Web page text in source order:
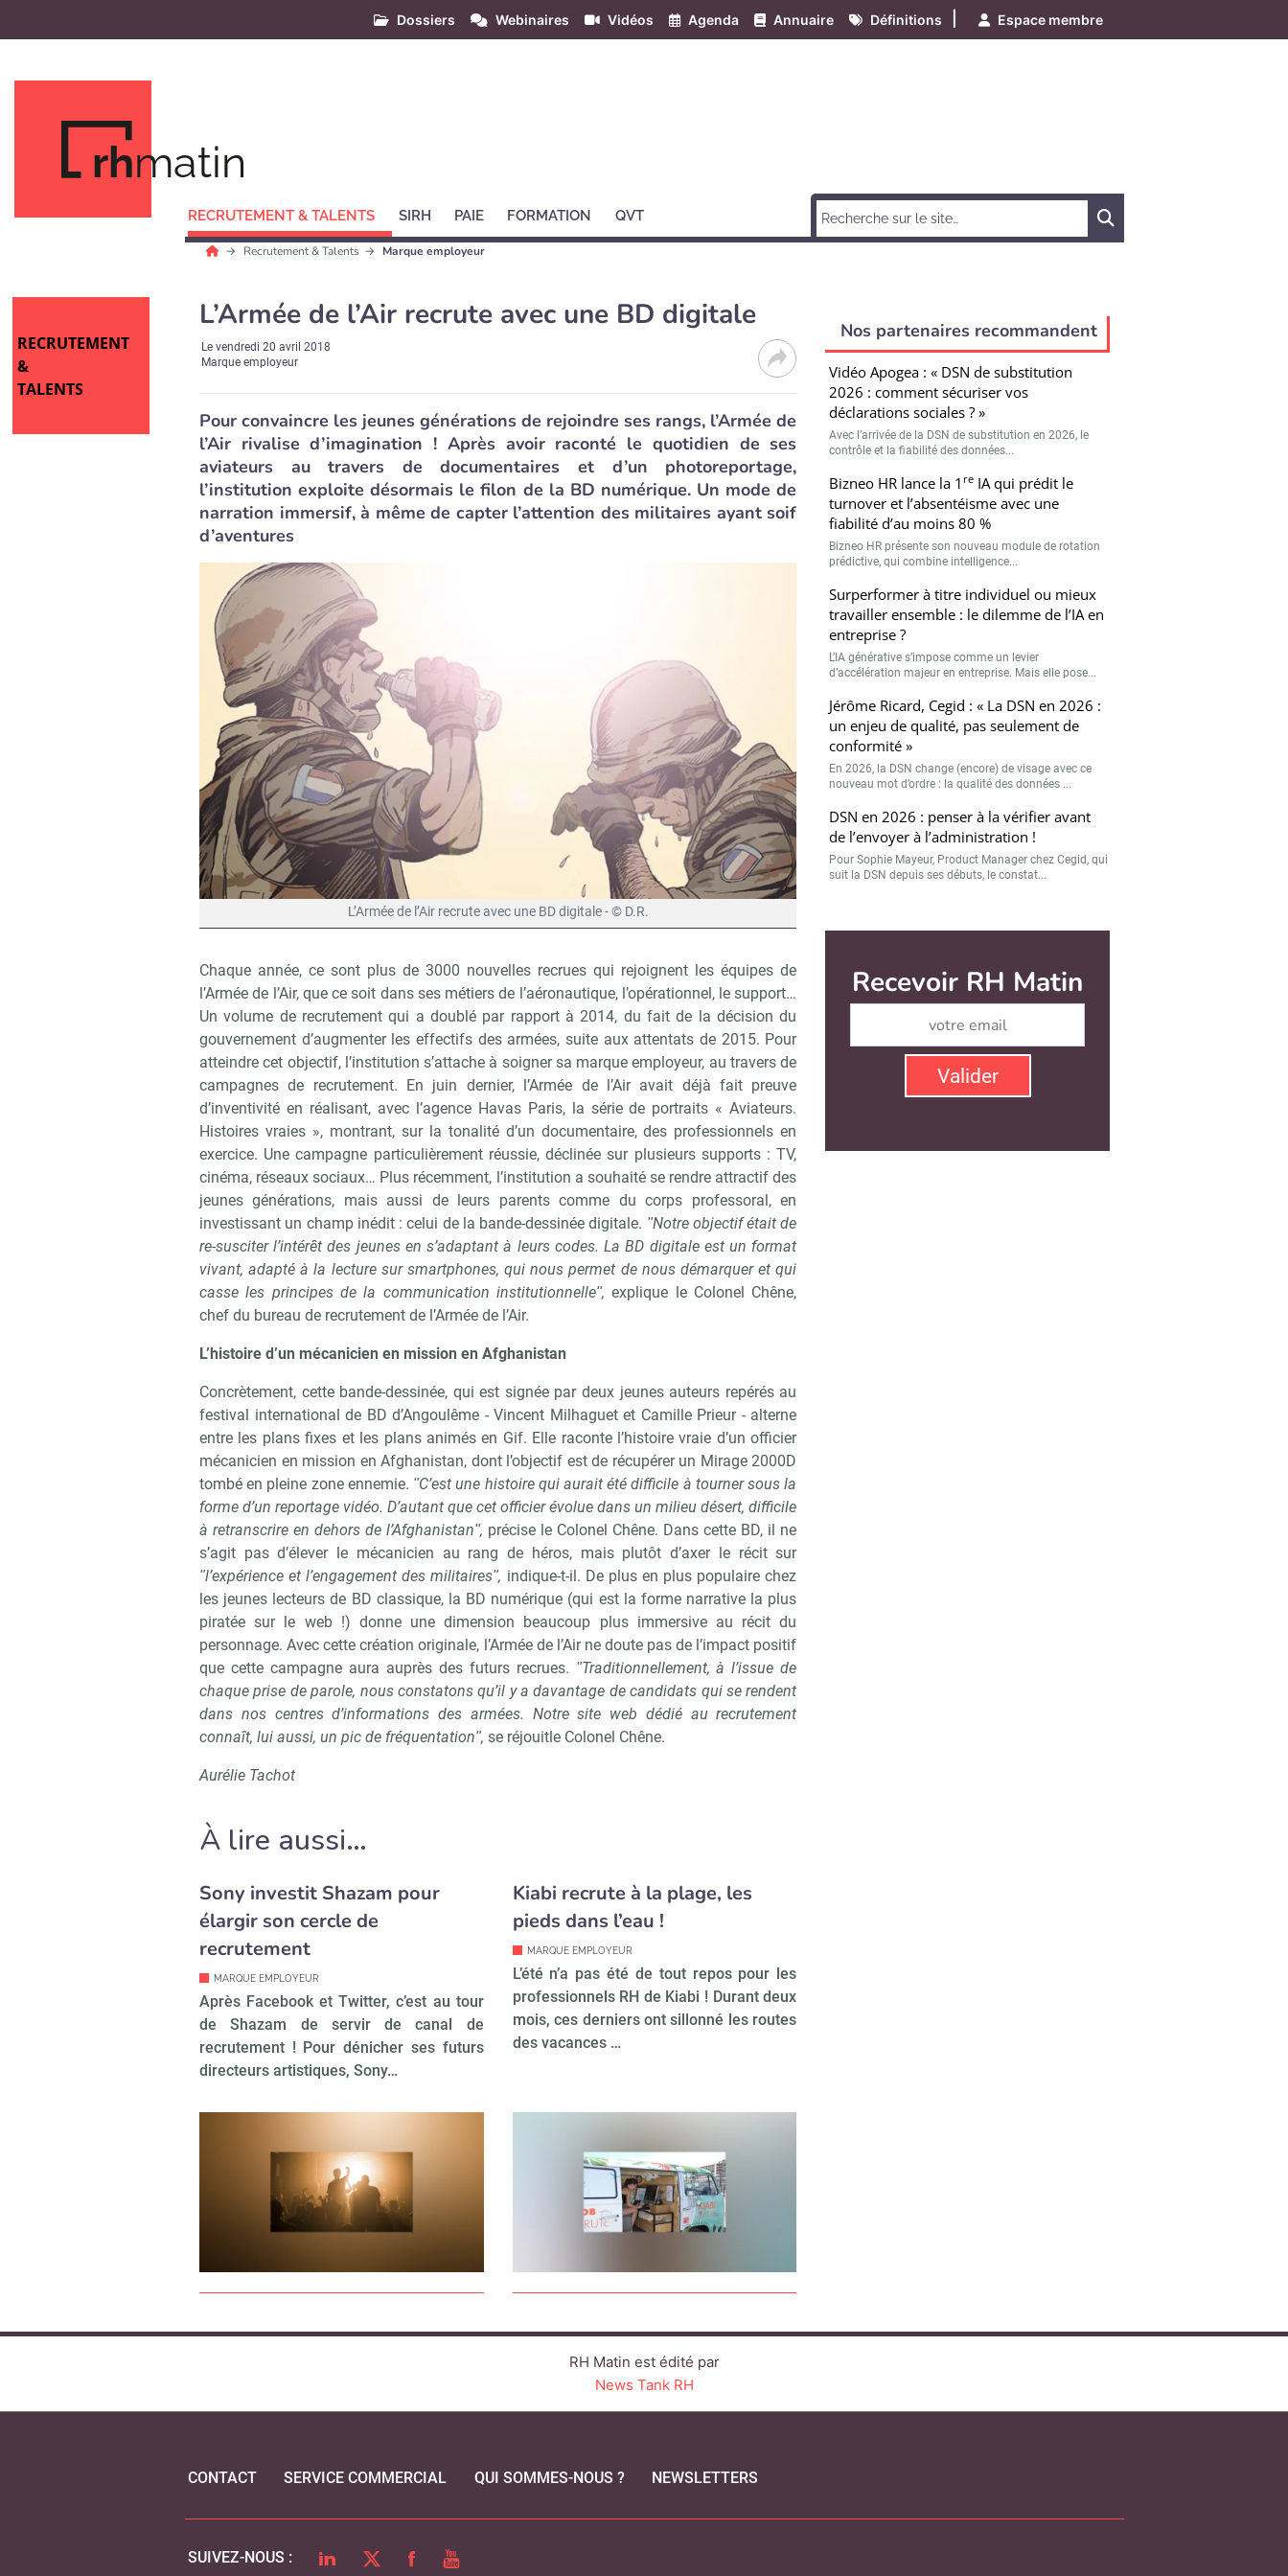
Dossiers Webinaires Vidéos Agenda Annuaire Définitions Espace membre
rhmatin
RECRUTEMENT & TALENTS SIRH PAIE FORMATION QVT
Recrutement & Talents Marque employeur
RECRUTEMENT
&
TALENTS
L’Armée de l’Air recrute avec une BD digitale
Levendredi 20 avril 2018
Marque employeur
Pour convaincre les jeunes générations de rejoindre ses rangs, l’Armée de
l’Air rivalise d’imagination ! Après avoir raconté le quotidien de ses
aviateurs au travers de documentaires et d’un photoreportage,
l’institution exploite désormais le filon de la BD numérique. Un mode de
narration immersif, à même de capter l’attention des militaires ayant soif
d’aventures
L’Armée de l’Air recrute avec une BD digitale - © D.R.
Chaque année, ce sont plus de 3000 nouvelles recrues qui rejoignent les équipes de
l’Armée de l’Air, que ce soit dans ses métiers de l’aéronautique, l’opérationnel, le support…
Un volume de recrutement qui a doublé par rapport à 2014, du fait de la décision du
gouvernement d’augmenter les effectifs des armées, suite aux attentats de 2015. Pour
atteindre cet objectif, l’institution s’attache à soigner sa marque employeur, au travers de
campagnes de recrutement. En juin dernier, l’Armée de l’Air avait déjà fait preuve
d’inventivité en réalisant, avec l’agence Havas Paris, la série de portraits « Aviateurs.
Histoires vraies », montrant, sur la tonalité d’un documentaire, des professionnels en
exercice. Une campagne particulièrement réussie, déclinée sur plusieurs supports : TV,
cinéma, réseaux sociaux… Plus récemment, l’institution a souhaité se rendre attractif des
jeunes générations, mais aussi de leurs parents comme du corps professoral, en
investissant un champ inédit : celui de la bande-dessinée digitale. ʺNotre objectif était de
re-susciter l’intérêt des jeunes en s’adaptant à leurs codes. La BD digitale est un format
vivant, adapté à la lecture sur smartphones, qui nous permet de nous démarquer et qui
casse les principes de la communication institutionnelleʺ,explique le Colonel Chêne,
chef du bureau de recrutement de l’Armée de l’Air.
L’histoire d’un mécanicien en mission en Afghanistan
Concrètement, cette bande-dessinée, qui est signée par deux jeunes auteurs repérés au
festival international de BD d’Angoulême - Vincent Milhaguet et Camille Prieur - alterne
entre les plans fixes et les plans animés en Gif. Elle raconte l’histoire vraie d’un officier
mécanicien en mission en Afghanistan, dont l’objectif est de récupérer un Mirage 2000D
tombé en pleine zone ennemie. ʺC’est une histoire qui aurait été difficile à tourner sous la
forme d’un reportage vidéo. D’autant que cet officier évolue dans un milieu désert, difficile
à retranscrire en dehors de l’Afghanistanʺ, précise le Colonel Chêne. Dans cette BD, il ne
s’agit pas d’élever le mécanicien au rang de héros, mais plutôt d’axer le récit sur
ʺl’expérience et l’engagement des militairesʺ, indique-t-il. De plus en plus populaire chez
les jeunes lecteurs de BD classique, la BD numérique (qui est la forme narrative la plus
piratée sur le web !) donne une dimension beaucoup plus immersive au récit du
personnage. Avec cette création originale, l’Armée de l’Air ne doute pas de l’impact positif
que cette campagne aura auprès des futurs recrues. ʺTraditionnellement, à l’issue de
chaque prise de parole, nous constatons qu’il y a davantage de candidats qui se rendent
dans nos centres d’informations des armées. Notre site web dédié au recrutement
connaît, lui aussi, un pic de fréquentationʺ, se réjouitle Colonel Chêne.
Aurélie Tachot
À lire aussi…
Sony investit Shazam pour
élargir son cercle de
recrutement
MARQUE EMPLOYEUR
Après Facebook et Twitter, c’est au tour
de Shazam de servir de canal de
recrutement ! Pour dénicher ses futurs
directeurs artistiques, Sony…
Kiabi recrute à la plage, les
pieds dans l’eau !
MARQUE EMPLOYEUR
L’été n’a pas été de tout repos pour les
professionnels RH de Kiabi ! Durant deux
mois, ces derniers ont sillonné les routes
des vacances …
Nos partenaires recommandent
Vidéo Apogea : « DSN de substitution
2026 : comment sécuriser vos
déclarations sociales ? »
Avec l’arrivée de la DSN de substitution en 2026, le
contrôle et la fiabilité des données...
Bizneo HR lance la 1 reIA qui prédit le
turnover et l’absentéisme avec une
fiabilité d’au moins 80 %
Bizneo HR présente son nouveau module de rotation
prédictive, qui combine intelligence...
Surperformer à titre individuel ou mieux
travailler ensemble : le dilemme de l’IA en
entreprise ?
L’IA générative s’impose comme un levier
d’accélération majeur en entreprise. Mais elle pose...
Jérôme Ricard, Cegid : « La DSN en 2026 :
un enjeu de qualité, pas seulement de
conformité »
En 2026, la DSN change (encore) de visage avec ce
nouveau mot d’ordre : la qualité des données ...
DSN en 2026 : penser à la vérifier avant
de l’envoyer à l’administration !
Pour Sophie Mayeur, Product Manager chez Cegid, qui
suit la DSN depuis ses débuts, le constat...
Recevoir RH Matin
Non merci, je reçois déjà ! Je déciderai plus tard
RH Matin est édité par
News Tank RH
CONTACT SERVICE COMMERCIAL QUI SOMMES-NOUS ? NEWSLETTERS
SUIVEZ-NOUS : LINKEDINTWITTERFACEBOOK
YOUTUBE